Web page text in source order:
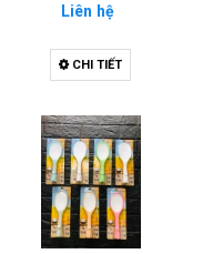
Liên hệ
CHI TIẾT